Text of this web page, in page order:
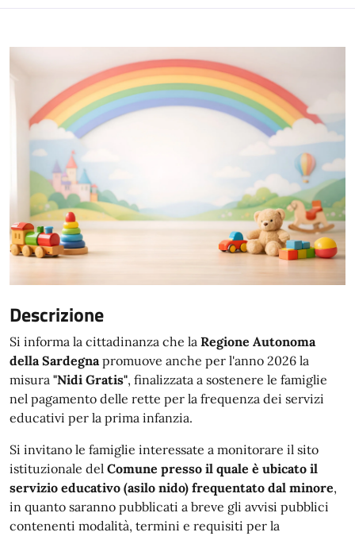
Descrizione
Si informa la cittadinanza che la Regione Autonoma
della Sardegnapromuove anche per l'anno 2026 la
misura "Nidi Gratis", finalizzata a sostenere le famiglie
nel pagamento delle rette per la frequenza dei servizi
educativi per la prima infanzia.
Si invitano le famiglie interessate a monitorare il sito
istituzionale del Comune presso il quale è ubicato il
servizio educativo (asilo nido) frequentato dal minore,
in quanto saranno pubblicati a breve gli avvisi pubblici
contenenti modalità, termini e requisiti per la